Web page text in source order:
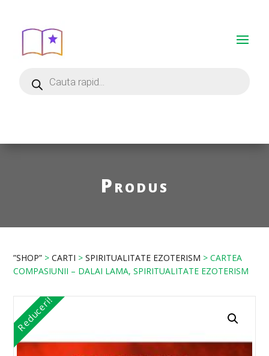
Produs
”SHOP” >CARTI >SPIRITUALITATE EZOTERISM > CARTEA
COMPASIUNII – DALAI LAMA, SPIRITUALITATE EZOTERISM
Reduceri!